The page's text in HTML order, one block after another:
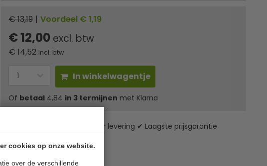
cookies op onze website.
over de verschillende
€ 13,19 | Voordeel € 1,19
€ 12,00 excl. btw
€ 14,52 incl. btw
In winkelwagentje
Of betaal4,84 in 3 termijnen met Klarna
✔ Gratis verzending* ✔ 24 uur levering ✔ Laagste prijsgarantie